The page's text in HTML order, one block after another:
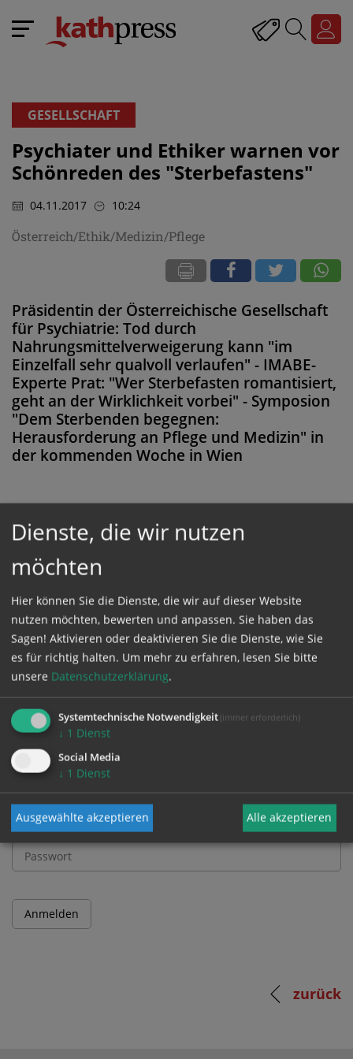
GESELLSCHAFT
Psychiater und Ethiker warnen vor
Schönreden des "Sterbefastens"
04.11.2017 10:24
Österreich/Ethik/Medizin/Pflege
Präsidentin der Österreichische Gesellschaft
für Psychiatrie: Tod durch
Nahrungsmittelverweigerung kann "im
Einzelfall sehr qualvoll verlaufen" - IMABE-
Experte Prat: "Wer Sterbefasten romantisiert,
geht an der Wirklichkeit vorbei" - Symposion
"Dem Sterbenden begegnen:
Herausforderung an Pflege und Medizin" in
der kommenden Woche in Wien
Diese Meldung ist nicht frei verfügbar. Bitte
loggen Sie sich ein, oder bestellen Sie das
GESCHÜTZTER BEREICH
Bitte melden Sie sich mit Ihrem Benutzernamen
und Passwort an.
Benutzername
Passwort
zurück
Dienste, die wir nutzen
möchten
Hier können Sie die Dienste, die wir auf dieser Website
nutzen möchten, bewerten und anpassen. Sie haben das
Sagen! Aktivieren oder deaktivieren Sie die Dienste, wie Sie
es für richtig halten. Um mehr zu erfahren, lesen Sie bitte
unsere Datenschutzerklärung.
Systemtechnische Notwendigkeit (immer erforderlich)
↓ 1 Dienst
Social Media
↓ 1 Dienst
Ausgewählte akzeptieren Alle akzeptieren